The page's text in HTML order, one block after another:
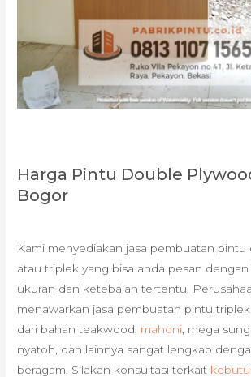
Harga Pintu Double
Bogor
Kami menyediakan jasa pembuatan
atau triplek yang bisa anda pesan
ukuran dan ketebalan tertentu.
menawarkan jasa pembuatan pintu
dari bahan teakwood, mahoni , mega
nyatoh, dan lainnya sangat lengkap
beragam. Silakan konsultasi terkait